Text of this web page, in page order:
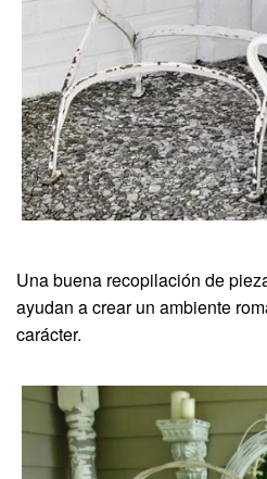
Una buena recopilación de
ayudan a crear un ambiente
carácter.